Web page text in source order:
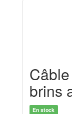
brins
En stock